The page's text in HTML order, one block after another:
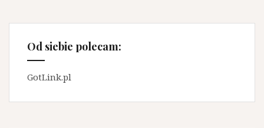
Od siebie polecam:
GotLink.pl